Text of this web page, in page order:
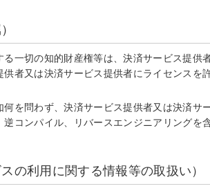
る一切の知的財産権等は、決済サービス提
供者又は決済サービス提供者にライセンス
何を問わず、決済サービス提供者又は決済
コンパイル、リバースエンジニアリングを
の利用に関する情報等の取扱い）